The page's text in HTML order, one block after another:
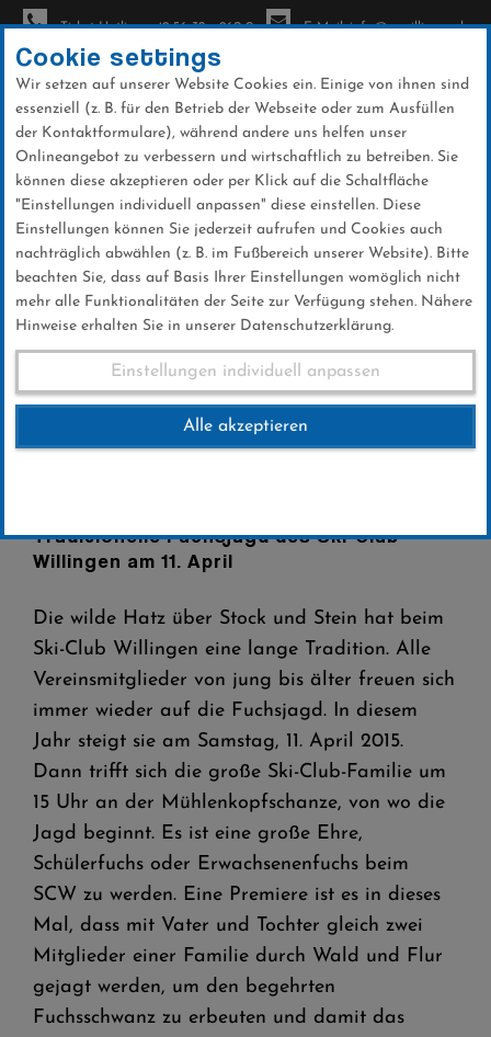
Direkt
zum
Inhalt
Ticket-Hotline: +49 56 32 - 960-0 E-Mail: info@sc-willingen.de
Fuchsjagd & Schülerehrung 2015
Fuchsjagd & Schülerehrung
2015
Traditionelle Fuchsjagd des Ski-Club
Willingen am 11. April
Die wilde Hatz über Stock und Stein hat beim
Ski-Club Willingen eine lange Tradition. Alle
Vereinsmitglieder von jung bis älter freuen sich
immer wieder auf die Fuchsjagd. In diesem
Jahr steigt sie am Samstag, 11. April 2015.
Dann trifft sich die große Ski-Club-Familie um
15 Uhr an der Mühlenkopfschanze, von wo die
Jagd beginnt. Es ist eine große Ehre,
Schülerfuchs oder Erwachsenenfuchs beim
SCW zu werden. Eine Premiere ist es in dieses
Mal, dass mit Vater und Tochter gleich zwei
Mitglieder einer Familie durch Wald und Flur
gejagt werden, um den begehrten
Fuchsschwanz zu erbeuten und damit das
Cookie settings
Wir setzen auf unserer Website Cookies ein. Einige von ihnen sind
essenziell (z. B. für den Betrieb der Webseite oder zum Ausfüllen
der Kontaktformulare), während andere uns helfen unser
Onlineangebot zu verbessern und wirtschaftlich zu betreiben. Sie
können diese akzeptieren oder per Klick auf die Schaltfläche
"Einstellungen individuell anpassen" diese einstellen. Diese
Einstellungen können Sie jederzeit aufrufen und Cookies auch
nachträglich abwählen (z. B. im Fußbereich unserer Website). Bitte
beachten Sie, dass auf Basis Ihrer Einstellungen womöglich nicht
mehr alle Funktionalitäten der Seite zur Verfügung stehen. Nähere
Hinweise erhalten Sie in unserer Datenschutzerklärung.
Einstellungen individuell anpassen
Alle akzeptieren